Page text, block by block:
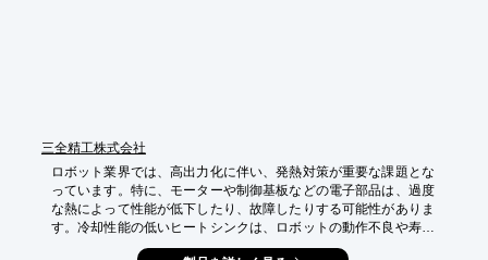
三全精工株式会社
ロボット業界では、高出力化に伴い、発熱対策が重要な課題とな
っています。特に、モーターや制御基板などの電子部品は、過度
な熱によって性能が低下したり、故障したりする可能性がありま
す。冷却性能の低いヒートシンクは、ロボットの動作不良や寿命
低下につながるため、信頼性の高い冷却ソリューションが求めら